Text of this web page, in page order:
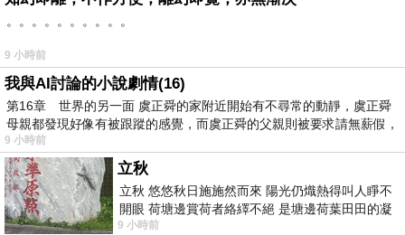
。。。。。。。。。。
9 小時前
我與AI討論的小說劇情(16)
第16章 世界的另一面 虞正舜的家附近開始有不尋常的動靜，虞正舜
母親都發現好像有被跟蹤的感覺，而虞正舜的父親則被要求請無薪假，
9 小時前
立秋
立秋 悠悠秋日施施然而來 陽光仍熾熱得叫人睜不
開眼 荷塘邊賞荷者絡繹不絕 是塘邊荷葉田田的凝
望 風中飄逸的是映日荷花別樣紅
9 小時前